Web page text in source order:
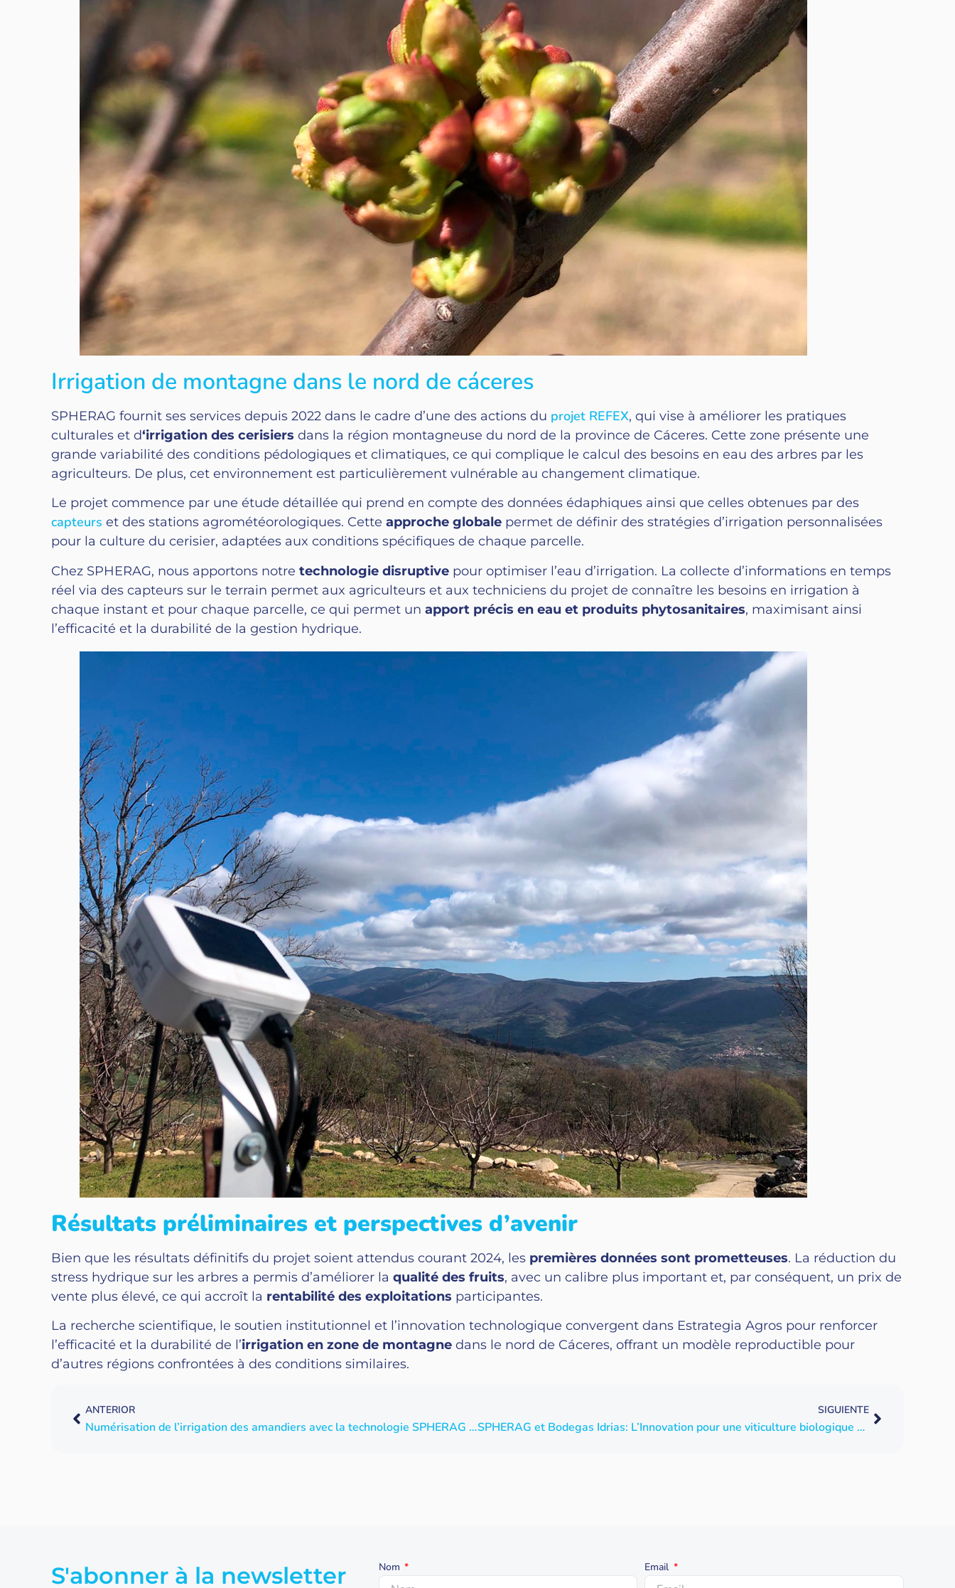
Irrigation de montagne dans le nord de cáceres
SPHERAG fournit ses services depuis 2022 dans le cadre d’une des actions du projet REFEX, qui vise à améliorer les pratiques
culturales et d‘irrigation des cerisiers dans la région montagneuse du nord de la province de Cáceres. Cette zone présente une
grande variabilité des conditions pédologiques et climatiques, ce qui complique le calcul des besoins en eau des arbres par les
agriculteurs. De plus, cet environnement est particulièrement vulnérable au changement climatique.
Le projet commence par une étude détaillée qui prend en compte des données édaphiques ainsi que celles obtenues par des
capteurs et des stations agrométéorologiques. Cette approche globale permet de définir des stratégies d’irrigation personnalisées
pour la culture du cerisier, adaptées aux conditions spécifiques de chaque parcelle.
Chez SPHERAG, nous apportons notre technologie disruptive pour optimiser l’eau d’irrigation. La collecte d’informations en temps
réel via des capteurs sur le terrain permet aux agriculteurs et aux techniciens du projet de connaître les besoins en irrigation à
chaque instant et pour chaque parcelle, ce qui permet un apport précis en eau et produits phytosanitaires, maximisant ainsi
l’efficacité et la durabilité de la gestion hydrique.
Résultats préliminaires et perspectives d’avenir
Bien que les résultats définitifs du projet soient attendus courant 2024, les premières données sont prometteuses. La réduction du
stress hydrique sur les arbres a permis d’améliorer la qualité des fruits, avec un calibre plus important et, par conséquent, un prix de
vente plus élevé, ce qui accroît la rentabilité des exploitations participantes.
La recherche scientifique, le soutien institutionnel et l’innovation technologique convergent dans Estrategia Agros pour renforcer
l’efficacité et la durabilité de l’irrigation en zone de montagne dans le nord de Cáceres, offrant un modèle reproductible pour
d’autres régions confrontées à des conditions similaires.
ANTERIOR
Numérisation de l’irrigation des amandiers avec la technologie SPHERAG à Ronda, Malaga
SIGUIENTE
SPHERAG et Bodegas Idrias: L’Innovation pour une viticulture biologique durable et économe en eau
S'abonner à la newsletter Nom Email